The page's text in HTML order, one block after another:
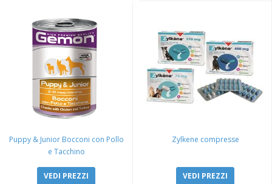
Puppy & Junior Bocconi con Pollo
e Tacchino
VEDI PREZZI
Zylkene compresse
VEDI PREZZI